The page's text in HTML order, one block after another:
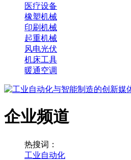
医疗设备
橡塑机械
印刷机械
起重机械
风电光伏
机床工具
暖通空调
企业频道
热搜词：
工业自动化